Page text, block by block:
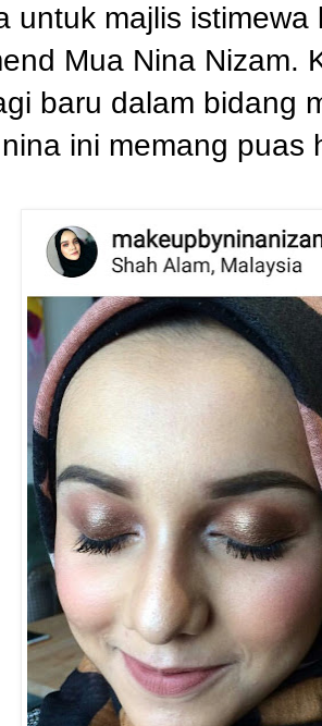
untuk majlis
Mua Nina Nizam.
baru dalam bidang
ini memang puas